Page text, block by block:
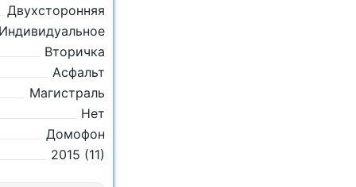
Двухсторонняя
Вторичка
Асфальт
Магистраль
Нет
Домофон
2015 (11)